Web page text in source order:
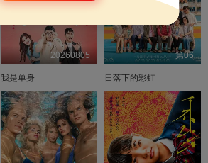
20260805
我是单身
第06
日落下的彩虹